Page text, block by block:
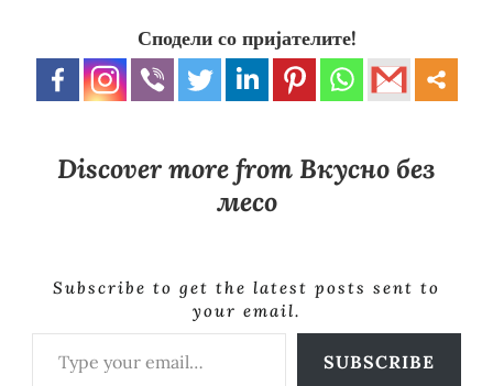
Сподели со пријателите!
Discover more from Вкусно без
месо
Subscribe to get the latest posts sent to
your email.
Type your email…
SUBSCRIBE